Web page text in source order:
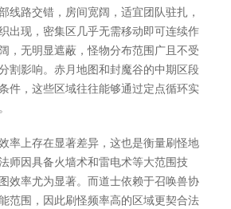
线路交错，房间宽阔，适宜团队驻扎，
出现，密集区几乎无需移动即可连续作
，无明显遮蔽，怪物分布范围广且不受
割影响。赤月地图和封魔谷的中期区段
件，这些区域往往能够通过定点循环实
率上存在显著差异，这也是衡量刷怪地
师因具备火墙术和雷电术等大范围技
效率尤为显著。而道士依赖于召唤兽协
范围，因此刷怪频率高的区域更契合法